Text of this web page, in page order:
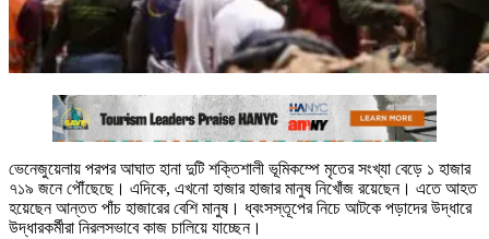
ভেনেজুয়েলায় পরপর আঘাত হানা দুটি শক্তিশালী ভূমিকম্পে মৃতের সংখ্যা বেড়ে ১ হাজার
৭১৯ জনে পৌঁছেছে। এদিকে, এখনো হাজার হাজার মানুষ নিখোঁজ রয়েছেন। এতে আহত
হয়েছেন আন্তত পাঁচ হাজারের বেশি মানুষ। ধ্বংসস্তূপের নিচে আটকে পড়াদের উদ্ধারে
উদ্ধারকর্মীরা নিরলসভাবে কাজ চালিয়ে যাচ্ছেন।